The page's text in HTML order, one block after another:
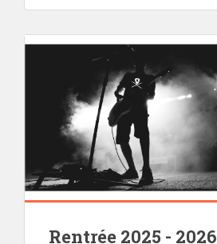
Rentrée 2025 - 2026